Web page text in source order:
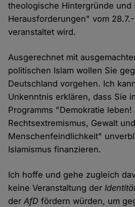
theologische Hintergründe und
Herausforderungen" vom
veranstaltet wird.
Ausgerechnet mit
politischen Islam wollen Sie
Deutschland vorgehen. Ich
Unkenntnis erklären, dass Sie
Programms "Demokratie leben!
Rechtsextremismus, Gewalt und
Menschenfeindlichkeit"
Islamismus finanzieren.
Ich hoffe und gehe zugleich
keine Veranstaltung der
derAfD fördern würden, um